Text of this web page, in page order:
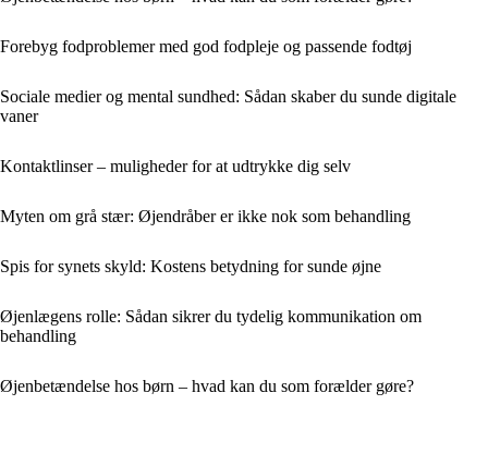
Forebyg fodproblemer med god fodpleje og passende fodtøj
Sociale medier og mental sundhed: Sådan skaber du sunde digitale
vaner
Kontaktlinser – muligheder for at udtrykke dig selv
Myten om grå stær: Øjendråber er ikke nok som behandling
Spis for synets skyld: Kostens betydning for sunde øjne
Øjenlægens rolle: Sådan sikrer du tydelig kommunikation om
behandling
Øjenbetændelse hos børn – hvad kan du som forælder gøre?